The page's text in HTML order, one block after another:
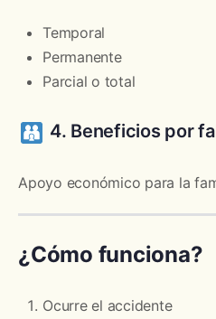
Temporal
Permanente
Parcial o total
4. Beneficios por
Apoyo económico para la
¿Cómo funciona?
Ocurre el accidente